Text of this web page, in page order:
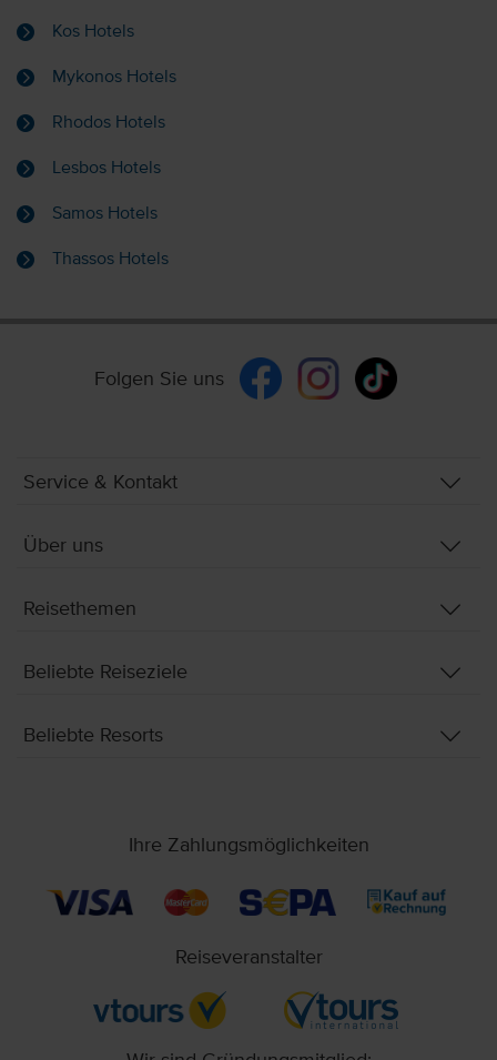
Kos Hotels
Mykonos Hotels
Rhodos Hotels
Lesbos Hotels
Samos Hotels
Thassos Hotels
Folgen Sie uns
Service & Kontakt
Über uns
Reisethemen
Beliebte Reiseziele
Beliebte Resorts
Ihre Zahlungsmöglichkeiten
Reiseveranstalter